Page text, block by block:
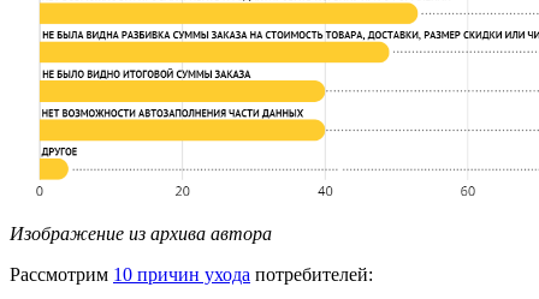
Изображение из архива автора
Рассмотрим 10 причин ухода потребителей: